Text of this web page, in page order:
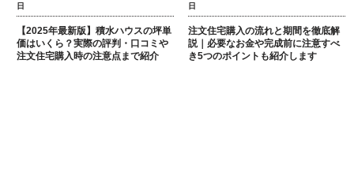
日
【2025年最新版】積水ハウスの坪単
価はいくら？実際の評判・口コミや
注文住宅購入時の注意点まで紹介
日
注文住宅購入の流れと期間を徹底解
説｜必要なお金や完成前に注意すべ
き5つのポイントも紹介します